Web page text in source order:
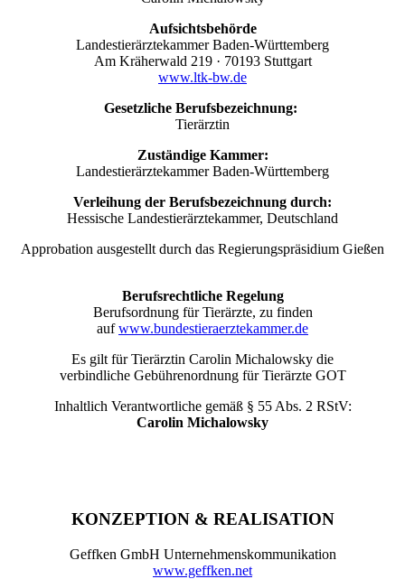
Aufsichtsbehörde
Landestierärztekammer Baden-Württemberg
Am Kräherwald 219 · 70193 Stuttgart
www.ltk-bw.de
Gesetzliche Berufsbezeichnung:
Tierärztin
Zuständige Kammer:
Landestierärztekammer Baden-Württemberg
Verleihung der Berufsbezeichnung durch:
Hessische Landestierärztekammer, Deutschland
Approbation ausgestellt durch das Regierungspräsidium Gießen
Berufsrechtliche Regelung
Berufsordnung für Tierärzte, zu finden
aufwww.bundestieraerztekammer.de
Es gilt für Tierärztin Carolin Michalowsky die
verbindliche Gebührenordnung für Tierärzte GOT
Inhaltlich Verantwortliche gemäß § 55 Abs. 2 RStV:
Carolin Michalowsky
KONZEPTION & REALISATION
Geffken GmbH Unternehmenskommunikation
www.geffken.net